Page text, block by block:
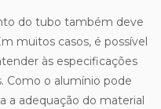
do tubo também deve
muitos casos, é possível
às especificações
Como o alumínio pode
a adequação do material